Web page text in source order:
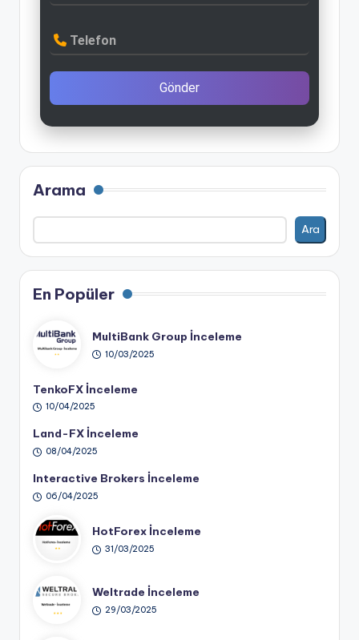
Telefon
Gönder
Arama
Ara
En Popüler
MultiBank Group İnceleme
10/03/2025
TenkoFX İnceleme
10/04/2025
Land-FX İnceleme
08/04/2025
Interactive Brokers İnceleme
06/04/2025
HotForex İnceleme
31/03/2025
Weltrade İnceleme
29/03/2025